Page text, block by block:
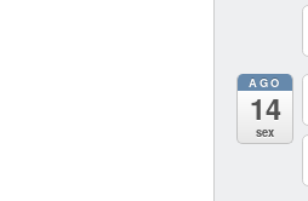
AGO
14
sex